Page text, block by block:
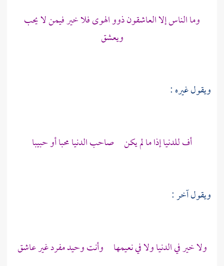
وما الناس إلا العاشقون ذوو الهوى فلا خير فيمن لا يحب
ويعشق
ويقول غيره :
أف للدنيا إذا ما لم يكن صاحب الدنيا محبا أو حبيبا
ويقول آخر :
ولا خير في الدنيا ولا في نعيمها وأنت وحيد مفرد غير عاشق